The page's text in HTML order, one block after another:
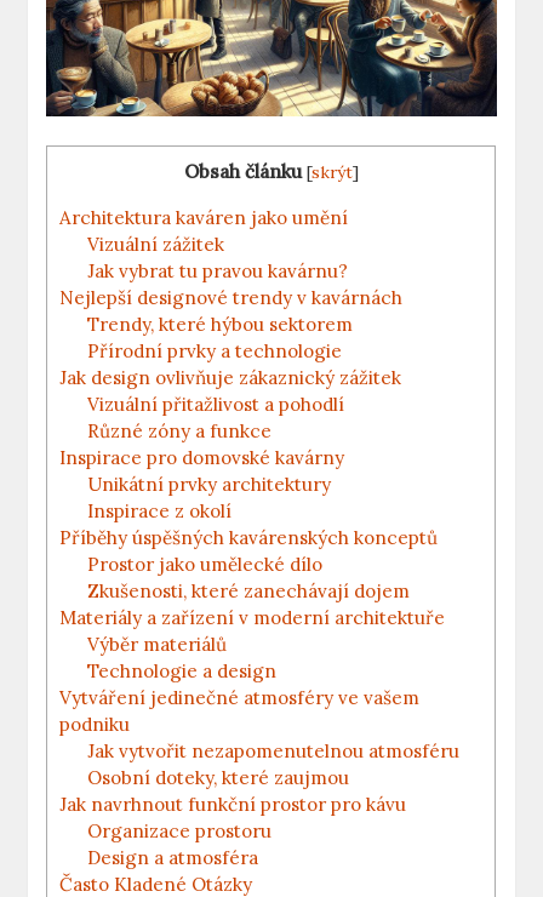
Obsah článku [skrýt]
Architektura kaváren jako umění
Vizuální zážitek
Jak vybrat tu pravou kavárnu?
Nejlepší designové trendy v kavárnách
Trendy, které hýbou sektorem
Přírodní prvky a technologie
Jak design ovlivňuje zákaznický zážitek
Vizuální přitažlivost a pohodlí
Různé zóny a funkce
Inspirace pro domovské kavárny
Unikátní prvky architektury
Inspirace z okolí
Příběhy úspěšných kavárenských konceptů
Prostor jako umělecké dílo
Zkušenosti, které zanechávají dojem
Materiály a zařízení v moderní architektuře
Výběr materiálů
Technologie a design
Vytváření jedinečné atmosféry ve vašem
podniku
Jak vytvořit nezapomenutelnou atmosféru
Osobní doteky, které zaujmou
Jak navrhnout funkční prostor pro kávu
Organizace prostoru
Design a atmosféra
Často Kladené Otázky